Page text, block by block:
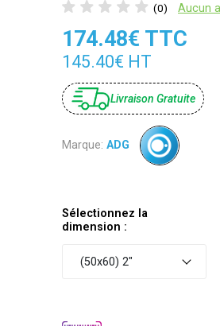
(0) Aucun
174.48€ TTC
145.40€ HT
Livraison Gratuite
Marque: ADG
Sélectionnez la
dimension :
(50x60) 2"